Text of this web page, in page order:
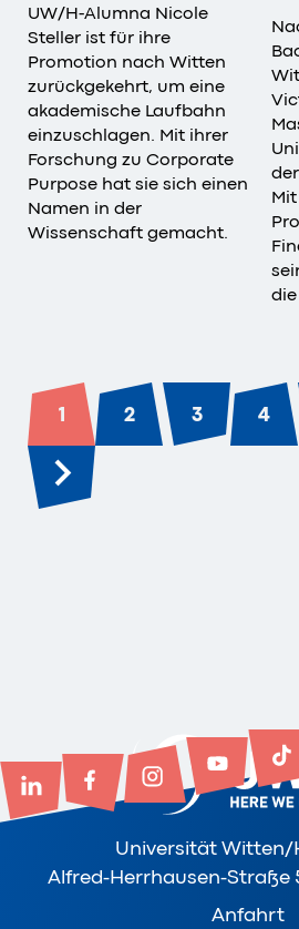
UW/H-Alumna Nicole
Steller ist für ihre
Promotion nach Witten
zurückgekehrt, um eine
akademische Laufbahn
einzuschlagen. Mit ihrer
Forschung zu Corporate
Purpose hat sie sich einen
Namen in der
Wissenschaft gemacht.
1 2 3 4
Universität Witten/
Alfred-Herrhausen-Straße
Anfahrt